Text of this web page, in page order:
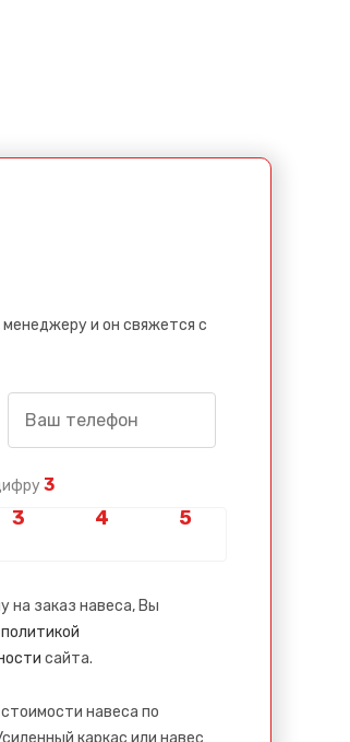
и он свяжется с
3
на заказ навеса, Вы
политикой
сайта.
навеса по
каркас или навес